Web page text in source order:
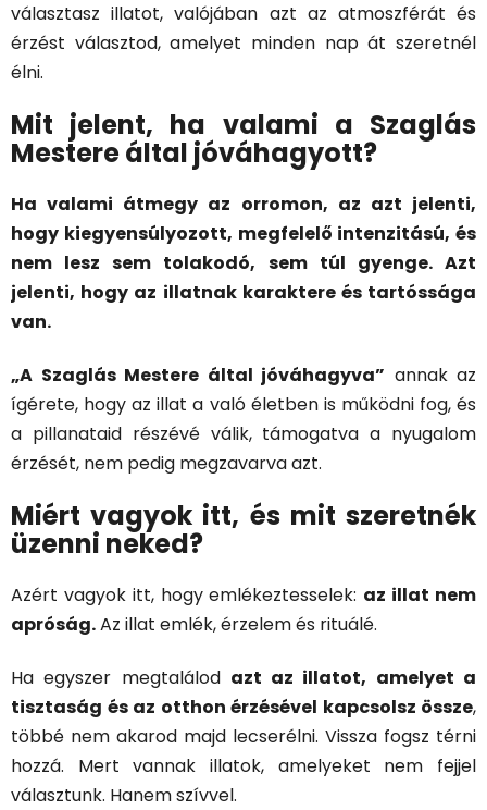
választasz illatot, valójában azt az atmoszférát és
érzést választod, amelyet minden nap át szeretnél
élni.
Mit jelent, ha valami a Szaglás
Mestere által jóváhagyott?
Ha valami átmegy az orromon, az azt jelenti,
hogy kiegyensúlyozott, megfelelő intenzitású, és
nem lesz sem tolakodó, sem túl gyenge. Azt
jelenti, hogy az illatnak karaktere és tartóssága
van.
„A Szaglás Mestere által jóváhagyva” annak az
ígérete, hogy az illat a való életben is működni fog, és
a pillanataid részévé válik, támogatva a nyugalom
érzését, nem pedig megzavarva azt.
Miért vagyok itt, és mit szeretnék
üzenni neked?
Azért vagyok itt, hogy emlékeztesselek: az illat nem
apróság.Az illat emlék, érzelem és rituálé.
Ha egyszer megtalálod azt az illatot, amelyet a
tisztaság és az otthon érzésével kapcsolsz össze,
többé nem akarod majd lecserélni. Vissza fogsz térni
hozzá. Mert vannak illatok, amelyeket nem fejjel
választunk. Hanem szívvel.